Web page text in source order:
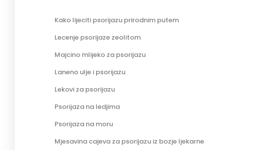
Kako lijeciti psorijazu prirodnim putem
Lecenje psorijaze zeolitom
Majcino mlijeko za psorijazu
Laneno ulje i psorijazu
Lekovi za psorijazu
Psorijaza na ledjima
Psorijaza na moru
Mjesavina cajeva za psorijazu iz bozje ljekarne